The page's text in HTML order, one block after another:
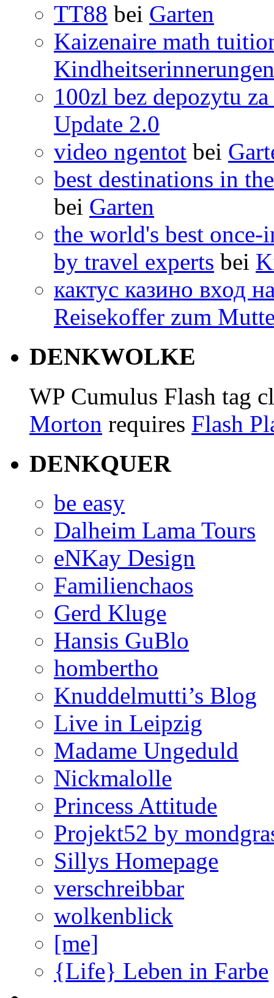
TT88 bei Garten
Kaizenaire math
Kindheitserinnerungen
100zl bez depozytu
Update 2.0
video ngentot bei
best destinations in
bei Garten
the world's best
by travel experts bei
кактус казино вход
Reisekoffer zum
DENKWOLKE
WP Cumulus Flash tag
Morton requires Flash
DENKQUER
be easy
Dalheim Lama Tours
eNKay Design
Familienchaos
Gerd Kluge
Hansis GuBlo
hombertho
Knuddelmutti’s Blog
Live in Leipzig
Madame Ungeduld
Nickmalolle
Princess Attitude
Projekt52 by
Sillys Homepage
verschreibbar
wolkenblick
[me]
{Life} Leben in Farbe